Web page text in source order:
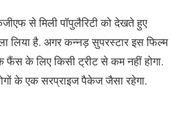
से मिली पॉपुलैरिटी को देखते हुए
लिया है. अगर कन्नड़ सुपरस्टार इस फिल्म
के लिए किसी ट्रीट से कम नहीं होगा.
के एक सरप्राइज पैकेज जैसा रहेगा.